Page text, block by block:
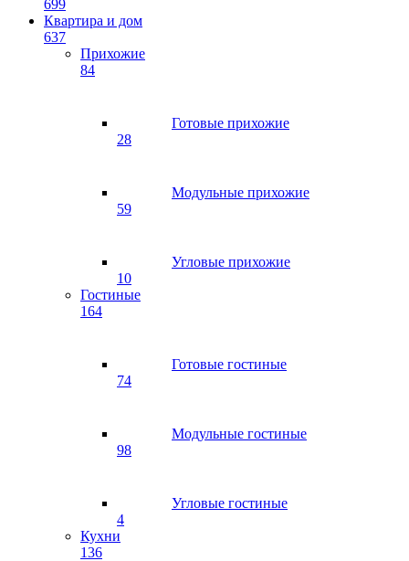
699
Квартира и дом
637
Прихожие
84
Готовые прихожие
28
Модульные прихожие
59
Угловые прихожие
10
Гостиные
164
Готовые гостиные
74
Модульные гостиные
98
Угловые гостиные
4
Кухни
136